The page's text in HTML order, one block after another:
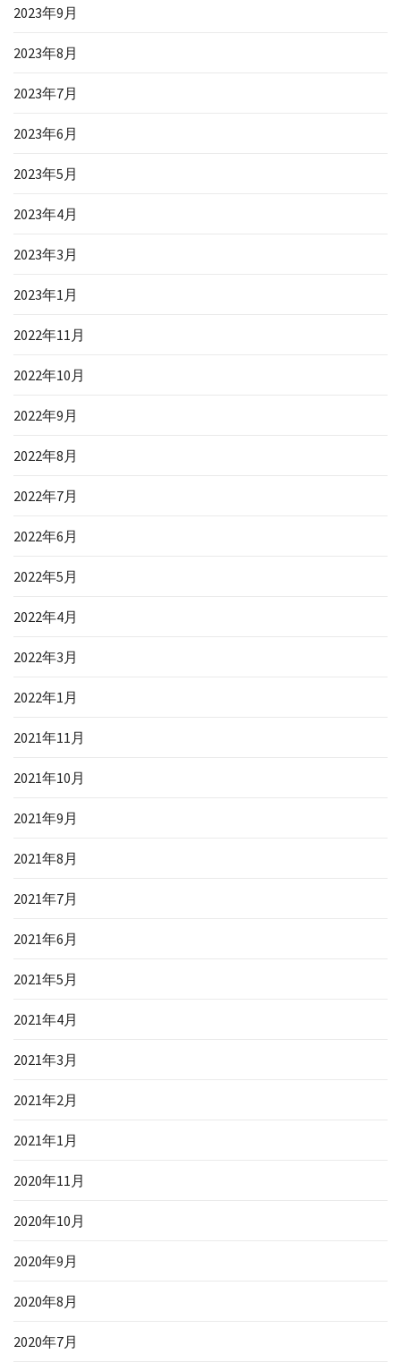
2023年9月
2023年8月
2023年7月
2023年6月
2023年5月
2023年4月
2023年3月
2023年1月
2022年11月
2022年10月
2022年9月
2022年8月
2022年7月
2022年6月
2022年5月
2022年4月
2022年3月
2022年1月
2021年11月
2021年10月
2021年9月
2021年8月
2021年7月
2021年6月
2021年5月
2021年4月
2021年3月
2021年2月
2021年1月
2020年11月
2020年10月
2020年9月
2020年8月
2020年7月